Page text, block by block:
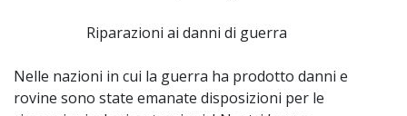
Riparazioni ai danni di guerra
Nelle nazioni in cui la guerra ha prodotto danni e
rovine sono state emanate disposizioni per le